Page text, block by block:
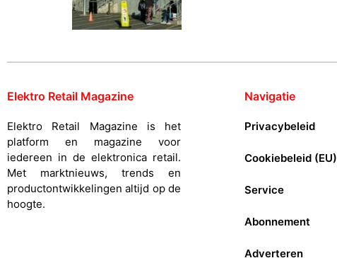
Elektro Retail Magazine Navigatie
Elektro Retail Magazine is het
platform en magazine voor
iedereen in de elektronica retail.
Met marktnieuws, trends en
productontwikkelingen altijd op de
hoogte.
Privacybeleid
Cookiebeleid (EU)
Service
Abonnement
Adverteren